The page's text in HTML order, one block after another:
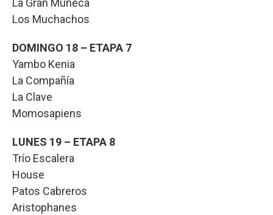
La Gran Muñeca
Los Muchachos
DOMINGO 18 – ETAPA 7
Yambo Kenia
La Compañía
La Clave
Momosapiens
LUNES 19 – ETAPA 8
Trío Escalera
House
Patos Cabreros
Aristophanes